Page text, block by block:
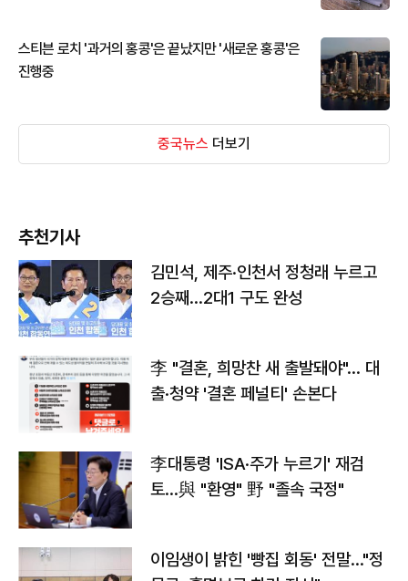
스티븐 로치 '과거의 홍콩'은 끝났지만 '새로운 홍콩'은
진행중
중국뉴스 더보기
추천기사
김민석, 제주·인천서 정청래 누르고
2승째…2대1 구도 완성
李 "결혼, 희망찬 새 출발돼야"… 대
출·청약 '결혼 페널티' 손본다
李대통령 'ISA·주가 누르기' 재검
토…與 "환영" 野 "졸속 국정"
이임생이 밝힌 '빵집 회동' 전말…"정